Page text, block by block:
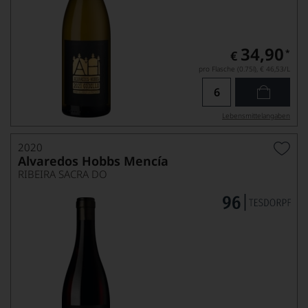
€ 34,90 *
pro Flasche (0.75l), € 46,53/L
Lebensmittel­angaben
2020
Alvaredos Hobbs Mencía
RIBEIRA SACRA DO